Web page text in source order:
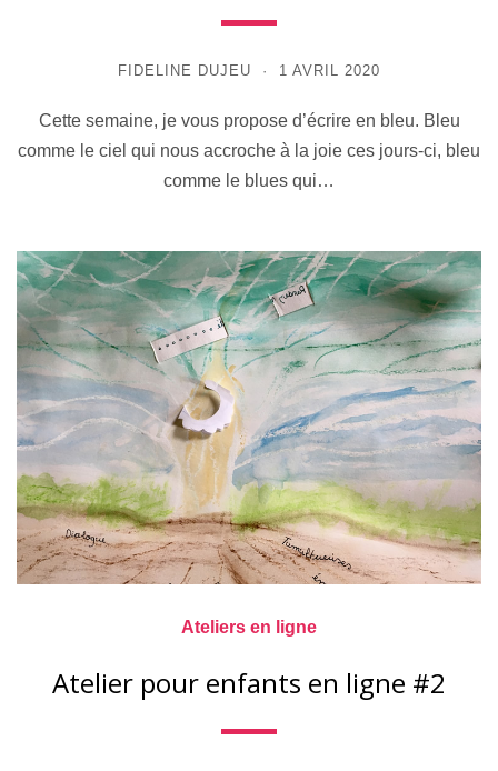
FIDELINE DUJEU 1 AVRIL 2020
Cette semaine, je vous propose d’écrire en bleu. Bleu
comme le ciel qui nous accroche à la joie ces jours-ci, bleu
comme le blues qui…
Ateliers en ligne
Atelier pour enfants en ligne #2